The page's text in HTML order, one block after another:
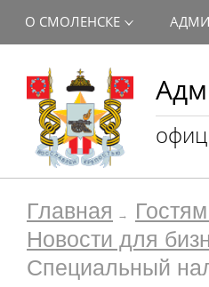
О СМОЛЕНСКЕ
Главная
Новости для
Специальный